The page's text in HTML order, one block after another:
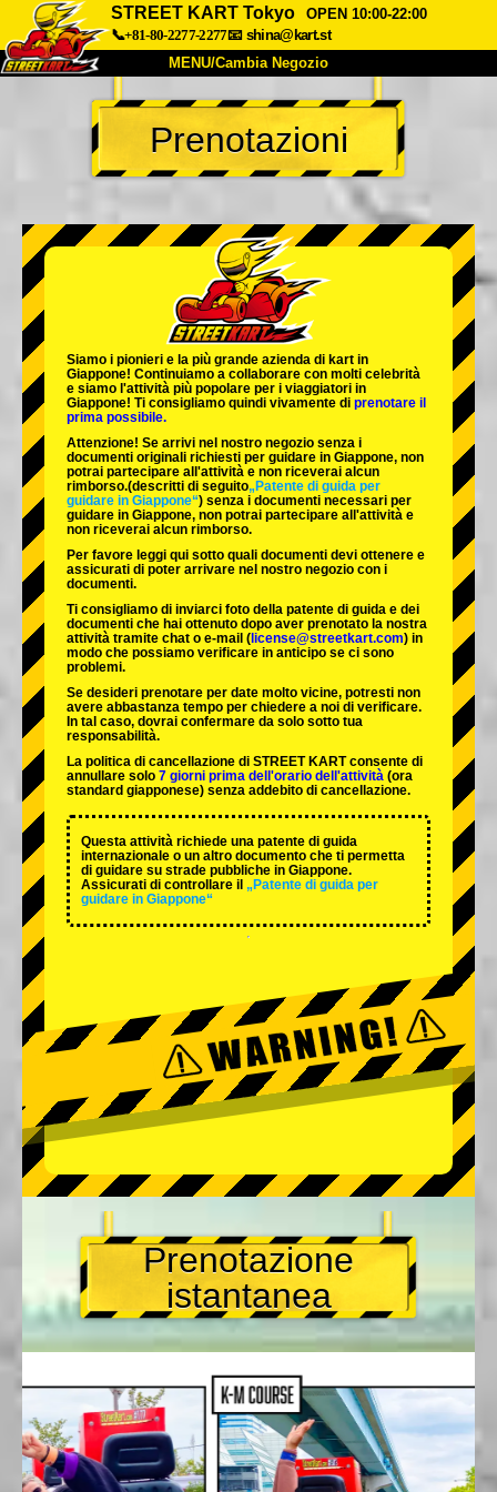
STREET KART Tokyo
OPEN 10:00-22:00
📞+81-80-2277-2277📧 shina@kart.st
MENU/Cambia Negozio
INIZIO
Chi Siamo Specifiche Prezzo
Azienda Prenotazioni
Cambia Negozio
Tokyo Shinagawa Tokyo Akihabara#1
Tokyo Akihabara#2
Tokyo Shibuya Annex Tokyo Bay
Tokyo Asakusa Osaka
Okinawa
Prenotazioni
Siamo i pionieri e la più grande azienda di kart in
Giappone! Continuiamo a collaborare con molti celebrità
e siamo l'attività più popolare per i viaggiatori in
Giappone! Ti consigliamo quindi vivamente di prenotare il
prima possibile.
Attenzione! Se arrivi nel nostro negozio senza i
documenti originali richiesti per guidare in Giappone, non
potrai partecipare all'attività e non riceverai alcun
rimborso.(descritti di seguito„Patente di guida per
guidare in Giappone“) senza i documenti necessari per
guidare in Giappone, non potrai partecipare all'attività e
non riceverai alcun rimborso.
Per favore leggi qui sotto quali documenti devi ottenere e
assicurati di poter arrivare nel nostro negozio con i
documenti.
Ti consigliamo di inviarci foto della patente di guida e dei
documenti che hai ottenuto dopo aver prenotato la nostra
attività tramite chat o e-mail ( license@streetkart.com) in
modo che possiamo verificare in anticipo se ci sono
problemi.
Se desideri prenotare per date molto vicine, potresti non
avere abbastanza tempo per chiedere a noi di verificare.
In tal caso, dovrai confermare da solo sotto tua
responsabilità.
La politica di cancellazione di STREET KART consente di
annullare solo 7 giorni prima dell'orario dell'attività (ora
standard giapponese) senza addebito di cancellazione.
Questa attività richiede una patente di guida
internazionale o un altro documento che ti permetta
di guidare su strade pubbliche in Giappone.
Assicurati di controllare il „Patente di guida per
guidare in Giappone“
Prenotazione
istantanea